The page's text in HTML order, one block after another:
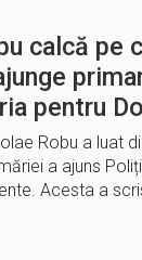
calcă pe
pentru
Robu a luat
a ajuns
Acesta a